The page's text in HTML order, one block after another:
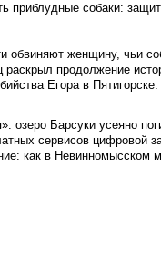
приблудные собаки:
обвиняют женщину, чьи
продолжение
Егора в
озеро Барсуки усеяно
сервисов цифровой
как в Невинномысском